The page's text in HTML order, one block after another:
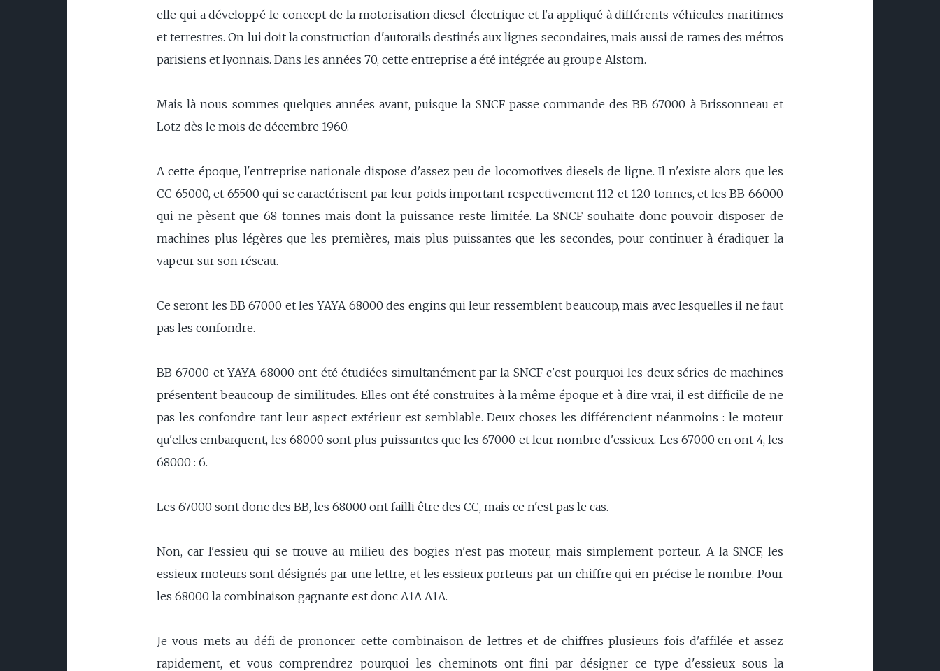
elle qui a développé le concept de la motorisation diesel-électrique et l'a appliqué à différents véhicules maritimes
et terrestres. On lui doit la construction d'autorails destinés aux lignes secondaires, mais aussi de rames des métros
parisiens et lyonnais. Dans les années 70, cette entreprise a été intégrée au groupe Alstom.
Mais là nous sommes quelques années avant, puisque la SNCF passe commande des BB 67000 à Brissonneau et
Lotz dès le mois de décembre 1960.
A cette époque, l'entreprise nationale dispose d'assez peu de locomotives diesels de ligne. Il n'existe alors que les
CC 65000, et 65500 qui se caractérisent par leur poids important respectivement 112 et 120 tonnes, et les BB 66000
qui ne pèsent que 68 tonnes mais dont la puissance reste limitée. La SNCF souhaite donc pouvoir disposer de
machines plus légères que les premières, mais plus puissantes que les secondes, pour continuer à éradiquer la
vapeur sur son réseau.
Ce seront les BB 67000 et les YAYA 68000 des engins qui leur ressemblent beaucoup, mais avec lesquelles il ne faut
pas les confondre.
BB 67000 et YAYA 68000 ont été étudiées simultanément par la SNCF c'est pourquoi les deux séries de machines
présentent beaucoup de similitudes. Elles ont été construites à la même époque et à dire vrai, il est difficile de ne
pas les confondre tant leur aspect extérieur est semblable. Deux choses les différencient néanmoins : le moteur
qu'elles embarquent, les 68000 sont plus puissantes que les 67000 et leur nombre d'essieux. Les 67000 en ont 4, les
68000 : 6.
Les 67000 sont donc des BB, les 68000 ont failli être des CC, mais ce n'est pas le cas.
Non, car l'essieu qui se trouve au milieu des bogies n'est pas moteur, mais simplement porteur. A la SNCF, les
essieux moteurs sont désignés par une lettre, et les essieux porteurs par un chiffre qui en précise le nombre. Pour
les 68000 la combinaison gagnante est donc A1A A1A.
Je vous mets au défi de prononcer cette combinaison de lettres et de chiffres plusieurs fois d'affilée et assez
rapidement, et vous comprendrez pourquoi les cheminots ont fini par désigner ce type d'essieux sous la